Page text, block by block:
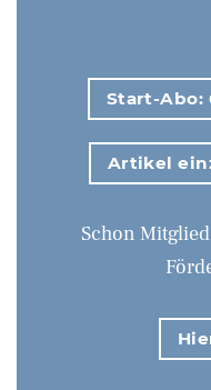
Start-Abo:
Artikel
Schon